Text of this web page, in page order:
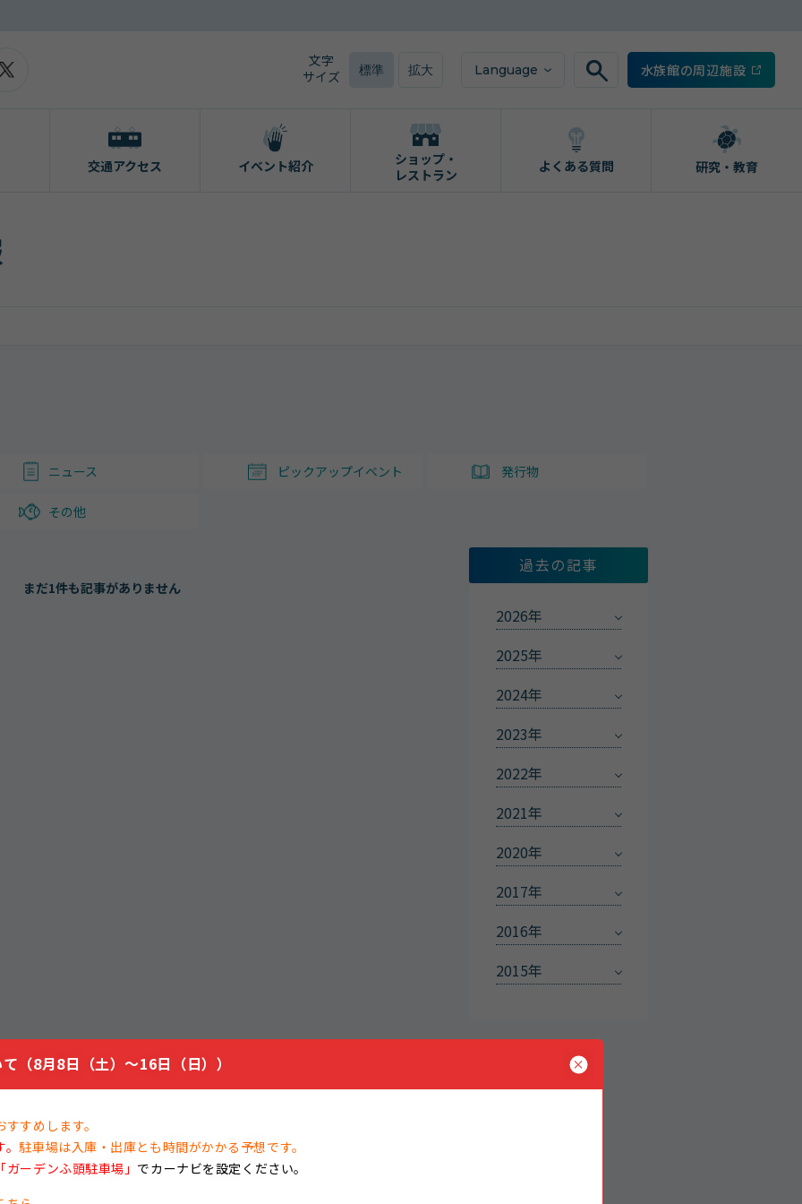
文字
サイズ
標準 拡大 Language 水族館の周辺施設
交通アクセス イベント紹介
ショップ・
レストラン
よくある質問 研究・教育
ニュース ピックアップイベント 発行物
その他
まだ1件も記事がありません
過去の記事
2026年
2025年
2024年
2023年
2022年
2021年
2020年
2017年
2016年
2015年
（8月8日（土）～16日（日））
すめします。
。駐車場は入庫・出庫とも時間がかかる予想です。
「ガーデンふ頭駐車場」 でカーナビを設定ください。